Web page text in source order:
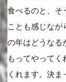
食べるのと、そ
ことも感じなが
の年はどうなる
もってやってく
くれます。決